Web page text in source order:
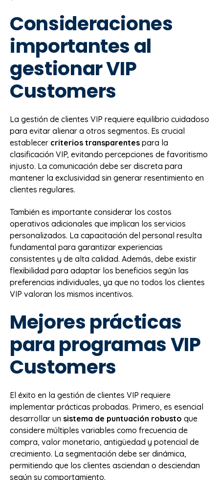
Consideraciones
importantes al
gestionar VIP
Customers
La gestión de clientes VIP requiere equilibrio cuidadoso
para evitar alienar a otros segmentos. Es crucial
establecer criterios transparentes para la
clasificación VIP, evitando percepciones de favoritismo
injusto. La comunicación debe ser discreta para
mantener la exclusividad sin generar resentimiento en
clientes regulares.
También es importante considerar los costos
operativos adicionales que implican los servicios
personalizados. La capacitación del personal resulta
fundamental para garantizar experiencias
consistentes y de alta calidad. Además, debe existir
flexibilidad para adaptar los beneficios según las
preferencias individuales, ya que no todos los clientes
VIP valoran los mismos incentivos.
Mejores prácticas
para programas VIP
Customers
El éxito en la gestión de clientes VIP requiere
implementar prácticas probadas. Primero, es esencial
desarrollar un sistema de puntuación robusto que
considere múltiples variables como frecuencia de
compra, valor monetario, antigüedad y potencial de
crecimiento. La segmentación debe ser dinámica,
permitiendo que los clientes asciendan o desciendan
según su comportamiento.